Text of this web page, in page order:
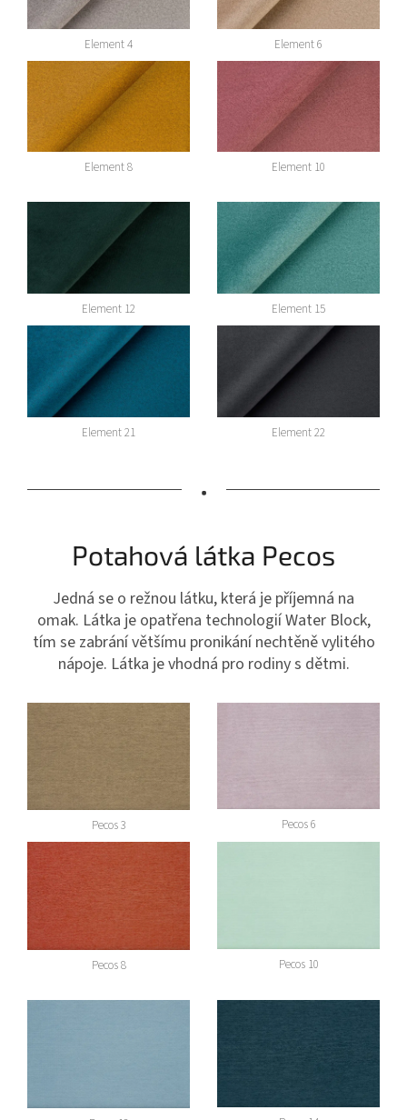
Element 4 Element 6
Element 8 Element 10
Element 12 Element 15
Element 21 Element 22
•
Potahová látka Pecos
Jedná se o režnou látku, která je příjemná na
omak. Látka je opatřena technologií Water Block,
tím se zabrání většímu pronikání nechtěně vylitého
nápoje. Látka je vhodná pro rodiny s dětmi.
Pecos 3 Pecos 6
Pecos 8 Pecos 10